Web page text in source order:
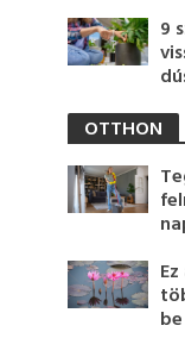
9
OTTHON